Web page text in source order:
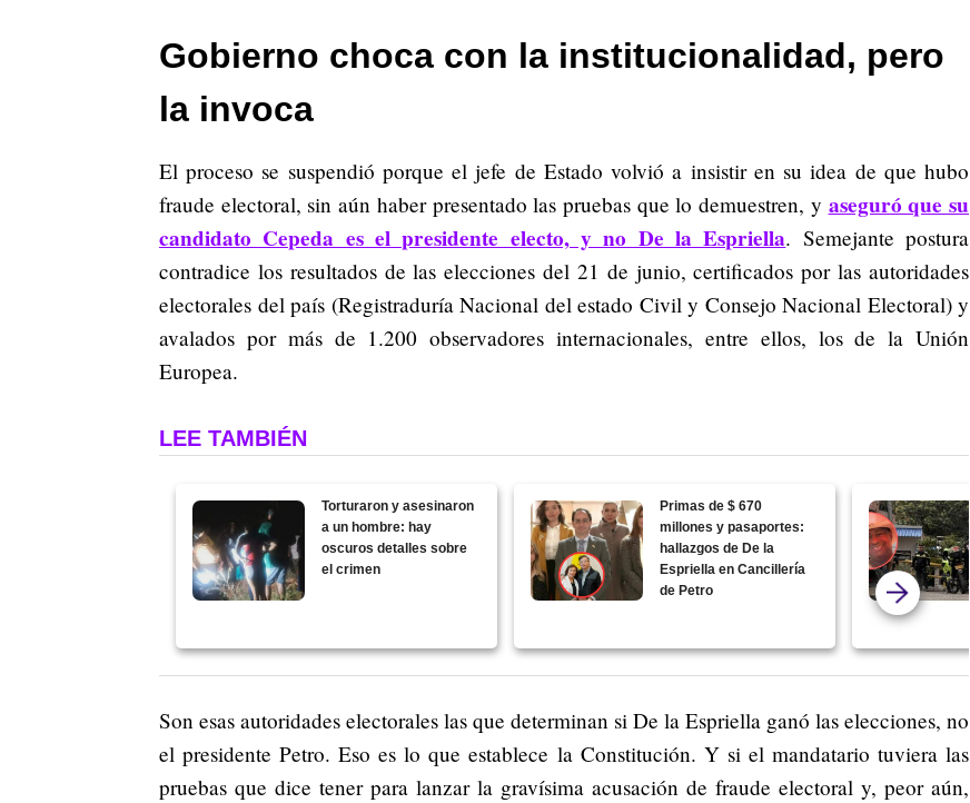
Gobierno choca con la institucionalidad, pero
la invoca
El proceso se suspendió porque el jefe de Estado volvió a insistir en su idea de que hubo
fraude electoral, sin aún haber presentado las pruebas que lo demuestren, y aseguró que su
candidato Cepeda es el presidente electo, y no De la Espriella. Semejante postura
contradice los resultados de las elecciones del 21 de junio, certificados por las autoridades
electorales del país (Registraduría Nacional del estado Civil y Consejo Nacional Electoral) y
avalados por más de 1.200 observadores internacionales, entre ellos, los de la Unión
Europea.
LEE TAMBIÉN
Torturaron y asesinaron
a un hombre: hay
oscuros detalles sobre
el crimen
Primas de $ 670
millones y pasaportes:
hallazgos de De la
Espriella en Cancillería
de Petro
Son esas autoridades electorales las que determinan si De la Espriella ganó las elecciones, no
el presidente Petro. Eso es lo que establece la Constitución. Y si el mandatario tuviera las
pruebas que dice tener para lanzar la gravísima acusación de fraude electoral y, peor aún,